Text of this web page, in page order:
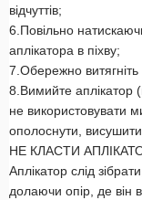
відчуттів;
6.Повільно
аплікатора в піхву;
7.Обережно витягніть
8.Вимийте аплікатор
не використовувати
ополоснути, висушити
НЕ КЛАСТИ
Аплікатор слід
долаючи опір, де він